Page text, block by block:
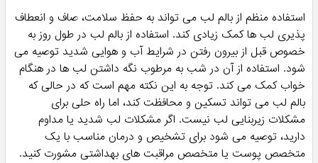
استفاده منظم از بالم لب می تواند به حفظ سلامت، صاف و انعطاف
پذیری لب ها کمک زیادی کند. استفاده از بالم لب در طول روز به
خصوص قبل از بیرون رفتن در شرایط آب و هوایی شدید توصیه می
شود. استفاده از آن در شب به مرطوب نگه داشتن لب ها در هنگام
خواب کمک می کند. توجه به این نکته مهم است که در حالی که
بالم لب می تواند تسکین و محافظت کند، اما راه حلی برای
مشکلات زیربنایی لب نیست. اگر مشکلات لب شدید یا مداوم
دارید، توصیه می شود برای تشخیص و درمان مناسب با یک
متخصص پوست یا متخصص مراقبت های بهداشتی مشورت کنید.